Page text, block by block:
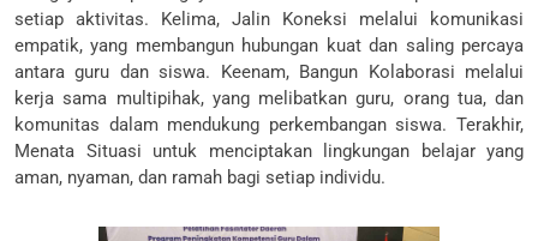
setiap aktivitas. Kelima, Jalin Koneksi melalui komunikasi
empatik, yang membangun hubungan kuat dan saling percaya
antara guru dan siswa. Keenam, Bangun Kolaborasi melalui
kerja sama multipihak, yang melibatkan guru, orang tua, dan
komunitas dalam mendukung perkembangan siswa. Terakhir,
Menata Situasi untuk menciptakan lingkungan belajar yang
aman, nyaman, dan ramah bagi setiap individu.